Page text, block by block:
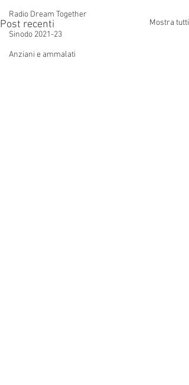
Radio Dream Together
Sinodo 2021-23
Anziani e ammalati
Post recenti Mostra tutti